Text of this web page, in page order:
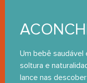
Um bebê saudável
soltura e
lance nas